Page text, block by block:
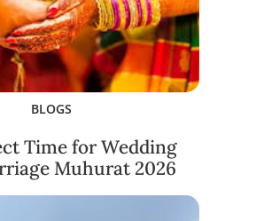
BLOGS
Time for Wedding
Muhurat 2026